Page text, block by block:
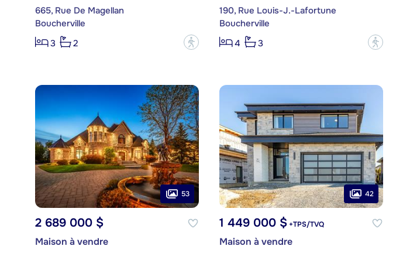
665, Rue De Magellan
Boucherville
3
2 ?
190, Rue Louis-J.-Lafortune
Boucherville
4
3 ?
53
2 689 000 $
Maison à vendre
42
1 449 000 $+TPS/TVQ
Maison à vendre